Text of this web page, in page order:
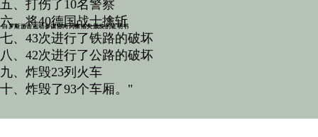
白罗斯游击运动参谋部向冈察洛夫颁发的证明书
五、打伤了10名警察
六、将40德国战士擒斩
七、43次进行了铁路的破坏
八、42次进行了公路的破坏
九、炸毁23列火车
十、炸毁了93个车厢。"